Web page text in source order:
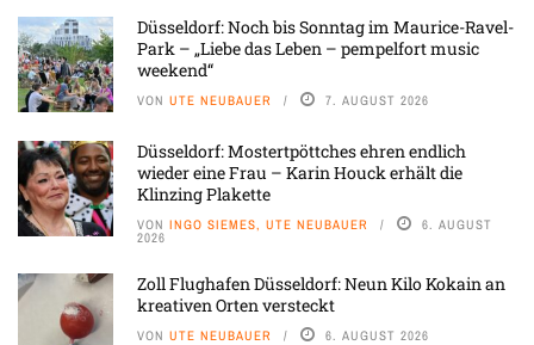
Düsseldorf: Noch bis Sonntag im Maurice-Ravel-
Park – „Liebe das Leben – pempelfort music
weekend“
VON UTE NEUBAUER 7. AUGUST 2026
Düsseldorf: Mostertpöttches ehren endlich
wieder eine Frau – Karin Houck erhält die
Klinzing Plakette
VON INGO SIEMES, UTE NEUBAUER 6. AUGUST
2026
Zoll Flughafen Düsseldorf: Neun Kilo Kokain an
kreativen Orten versteckt
VON UTE NEUBAUER 6. AUGUST 2026